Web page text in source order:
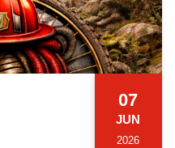
07
JUN
2026